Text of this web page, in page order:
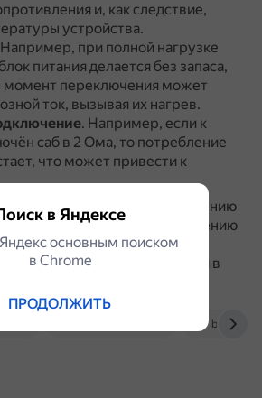
и, как следствие,
устройства.
Например, при полной нагрузке
питания делается без запаса,
момент переключения может
ток, вызывая их нагрев.
. Например, если к
саб в 2 Ома, то потребление
что может привести к
может привести к повреждению
качества звука и сокращению
При возникновении проблемы
проконсультироваться в
центре.
в Яндексе
основным поиском
в Сhrome
ПРОДОЛЖИТЬ